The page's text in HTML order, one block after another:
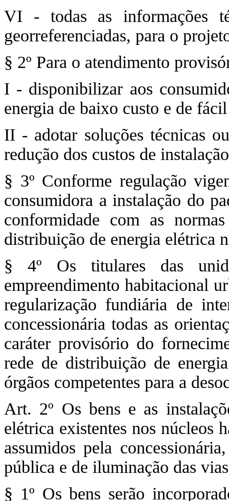
VI - todas as informações
georreferenciadas, para o
§ 2º Para o atendimento
I - disponibilizar aos
energia de baixo custo e de
II - adotar soluções técnicas
redução dos custos de
§ 3º Conforme regulação
consumidora a instalação do
conformidade com as
distribuição de energia elétrica
§ 4º Os titulares das
empreendimento habitacional
regularização fundiária de
concessionária todas as
caráter provisório do
rede de distribuição de
órgãos competentes para a
Art. 2º Os bens e as
elétrica existentes nos núcleos
assumidos pela
pública e de iluminação das
§ 1º Os bens serão